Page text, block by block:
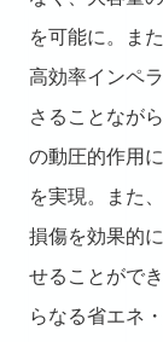
を可能に。ま
高効率インペ
さることなが
の動圧的作用
を実現。また
損傷を効果的
せることがで
らなる省エネ